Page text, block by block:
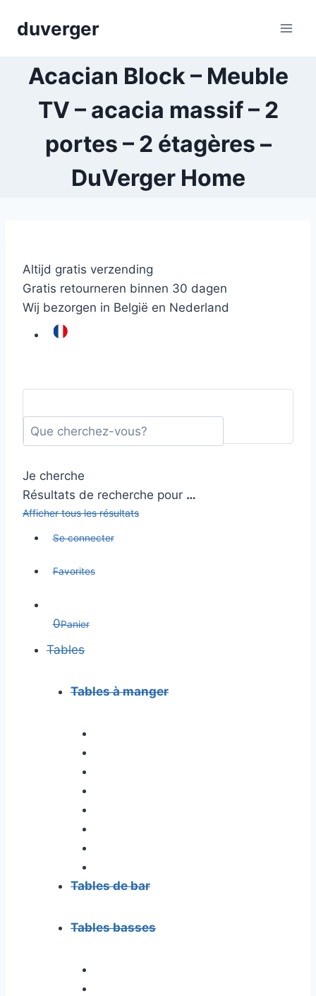
duverger
Acacian Block – Meuble
TV – acacia massif – 2
portes – 2 étagères –
DuVerger Home
Altijd gratis verzending
Gratis retourneren binnen 30 dagen
Wij bezorgen in België en Nederland
Je cherche
Résultats de recherche pour …
Afficher tous les résultats
Se connecter
Favorites
0Panier
Tables
Tables à manger
Tables de bar
Tables basses